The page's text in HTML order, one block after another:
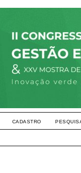
CADASTRO